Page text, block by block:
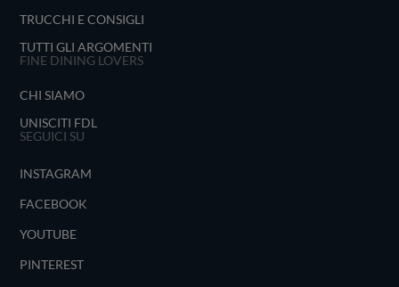
TRUCCHI E CONSIGLI
TUTTI GLI ARGOMENTI
FINE DINING LOVERS
CHI SIAMO
UNISCITI FDL
SEGUICI SU
INSTAGRAM
FACEBOOK
YOUTUBE
PINTEREST